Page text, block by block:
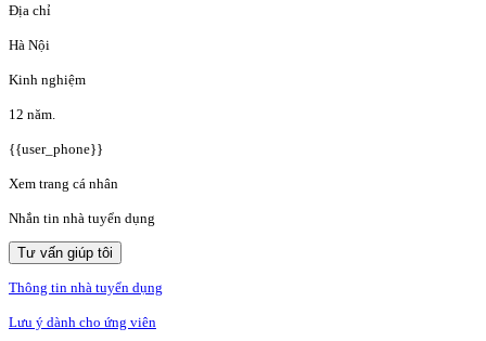
Địa chỉ
Hà Nội
Kinh nghiệm
12 năm.
{{user_phone}}
Xem trang cá nhân
Nhắn tin nhà tuyển dụng
Tư vấn giúp tôi
Thông tin nhà tuyển dụng
Lưu ý dành cho ứng viên